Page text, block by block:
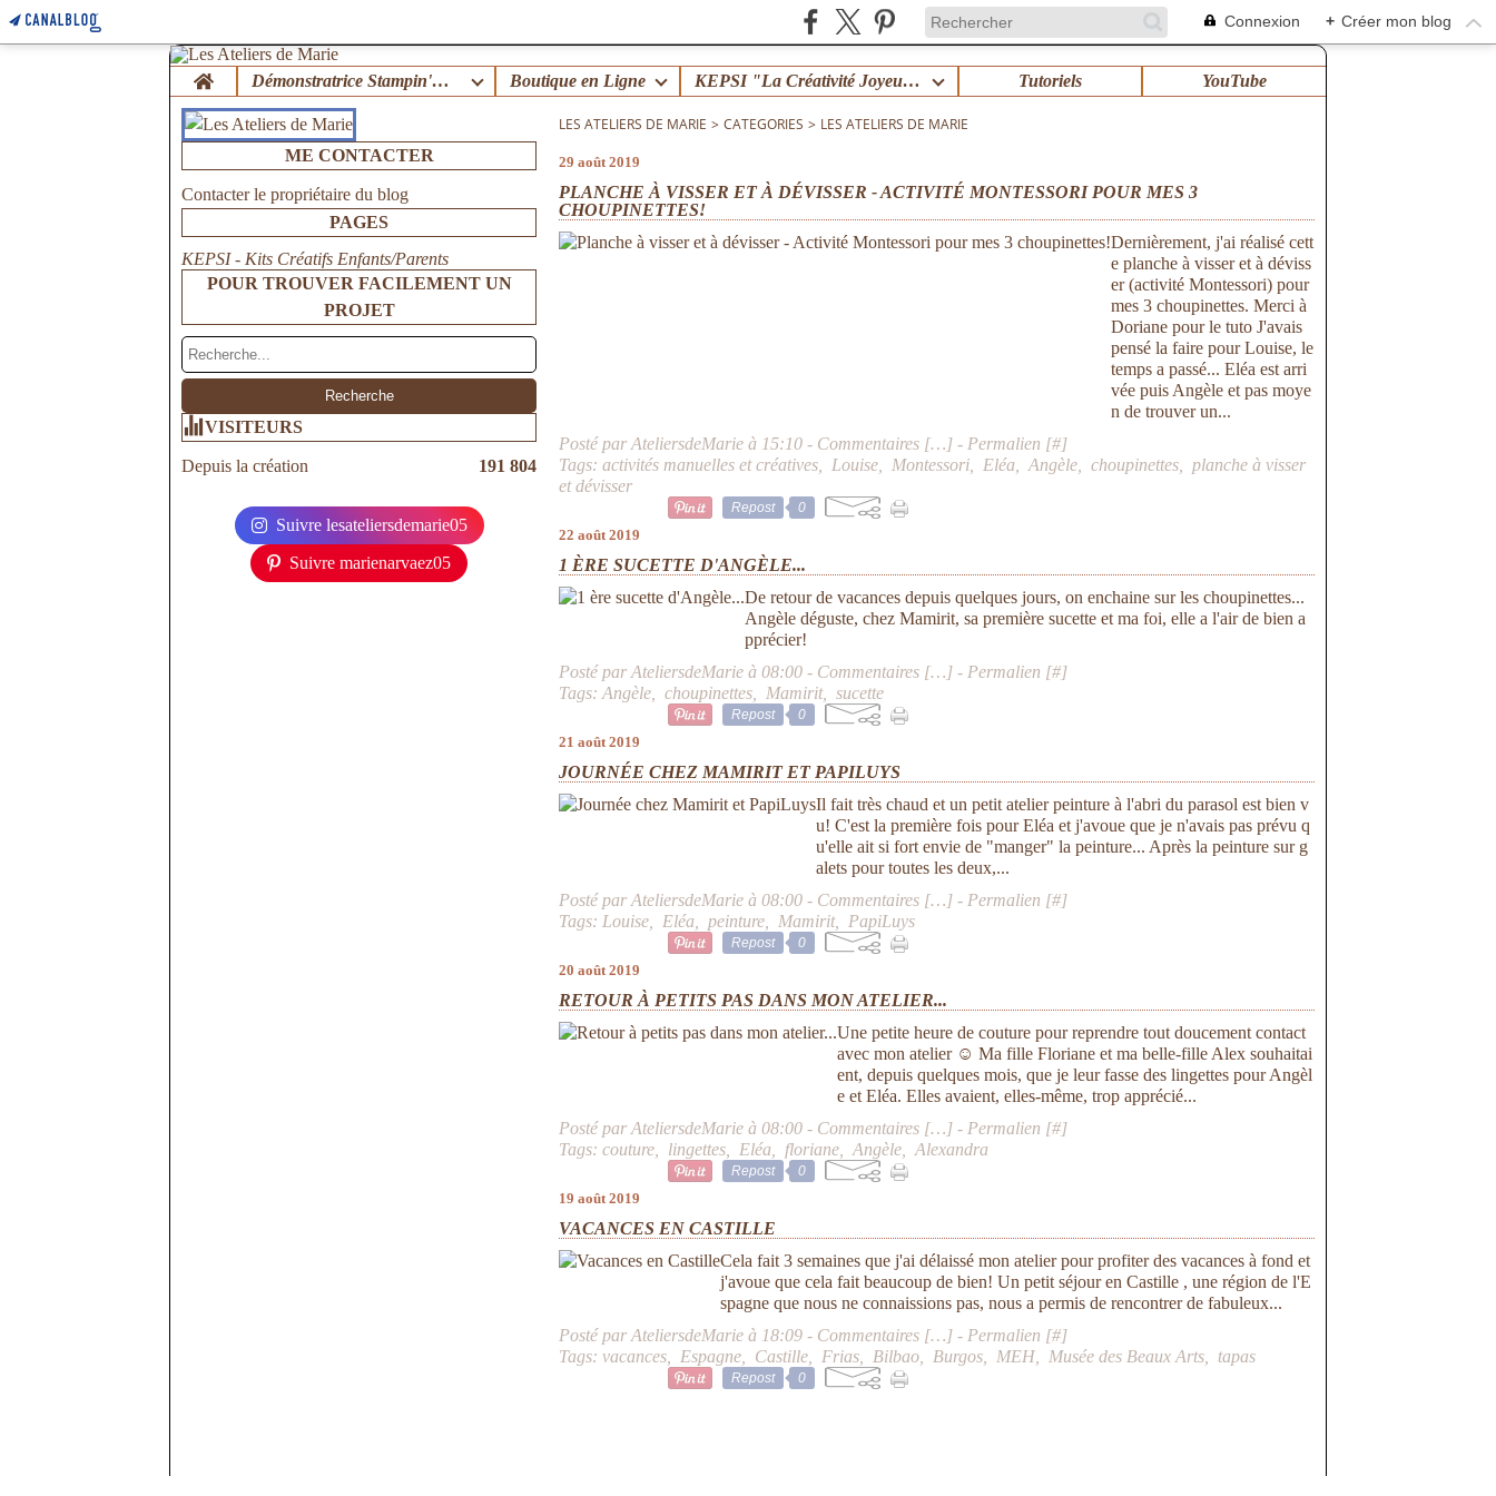
Connexion + Créer mon blog
Home Démonstratrice Stampin'Up ! Boutique en Ligne KEPSI "La Créativité Joyeuse en Famille" ! Tutoriels YouTube
ME CONTACTER
Contacter le propriétaire du blog
PAGES
KEPSI - Kits Créatifs Enfants/Parents
POUR TROUVER FACILEMENT UN
PROJET
VISITEURS
Depuis la création 191 804
Suivre lesateliersdemarie05
Suivre marienarvaez05
LES ATELIERS DE MARIE > CATEGORIES > LES ATELIERS DE MARIE
29 août 2019
PLANCHE À VISSER ET À DÉVISSER - ACTIVITÉ MONTESSORI POUR MES 3
CHOUPINETTES!
Dernièrement, j'ai réalisé cett
e planche à visser et à déviss
er (activité Montessori) pour
mes 3 choupinettes. Merci à
Doriane pour le tuto J'avais
pensé la faire pour Louise, le
temps a passé... Eléa est arri
vée puis Angèle et pas moye
n de trouver un...
Posté par AteliersdeMarie à 15:10 - Commentaires […] - Permalien [#]
Tags:activités manuelles et créatives Louise Montessori Eléa ,Angèle ,choupinettes
planche à visser
et dévisser
Repost 0
22 août 2019
1 ÈRE SUCETTE D'ANGÈLE...
De retour de vacances depuis quelques jours, on enchaine sur les choupinettes...
Angèle déguste, chez Mamirit, sa première sucette et ma foi, elle a l'air de bien a
pprécier!
Posté par AteliersdeMarie à 08:00 - Commentaires […] - Permalien [#]
Tags:Angèle ,choupinettes Mamirit,sucette
Repost 0
21 août 2019
JOURNÉE CHEZ MAMIRIT ET PAPILUYS
Il fait très chaud et un petit atelier peinture à l'abri du parasol est bien v
u! C'est la première fois pour Eléa et j'avoue que je n'avais pas prévu q
u'elle ait si fort envie de "manger" la peinture... Après la peinture sur g
alets pour toutes les deux,...
Posté par AteliersdeMarie à 08:00 - Commentaires […] - Permalien [#]
Tags: Louise Eléa peinture Mamirit, PapiLuys
Repost 0
20 août 2019
RETOUR À PETITS PAS DANS MON ATELIER...
Une petite heure de couture pour reprendre tout doucement contact
avec mon atelier ☺ Ma fille Floriane et ma belle-fille Alex souhaitai
ent, depuis quelques mois, que je leur fasse des lingettes pour Angèl
e et Eléa. Elles avaient, elles-même, trop apprécié...
Posté par AteliersdeMarie à 08:00 - Commentaires […] - Permalien [#]
Tags:couture lingettes Eléa floriane ,Angèle ,Alexandra
Repost 0
19 août 2019
VACANCES EN CASTILLE
Cela fait 3 semaines que j'ai délaissé mon atelier pour profiter des vacances à fond et
j'avoue que cela fait beaucoup de bien! Un petit séjour en Castille , une région de l'E
spagne que nous ne connaissions pas, nous a permis de rencontrer de fabuleux...
Posté par AteliersdeMarie à 18:09 - Commentaires […] - Permalien [#]
Tags:vacances Espagne Castille Frias Bilbao Burgos MEH Musée des Beaux Arts tapas
Repost 0